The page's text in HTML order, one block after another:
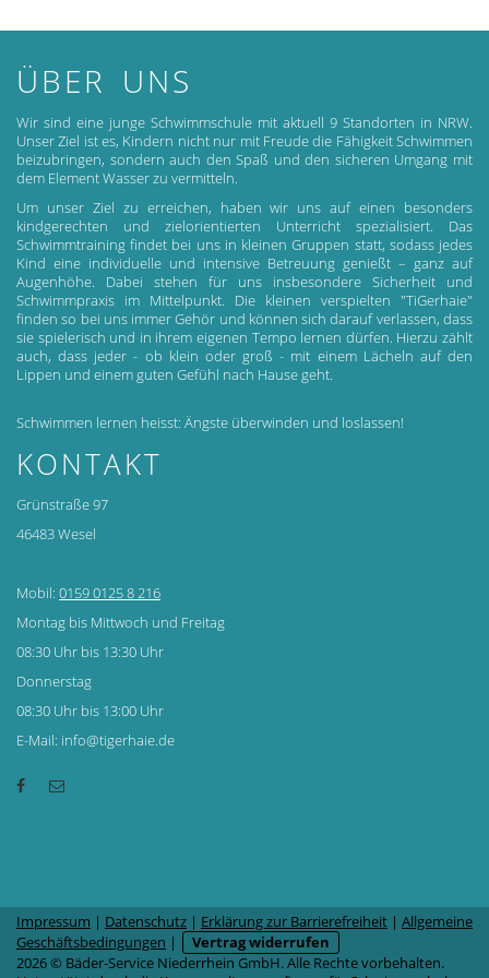
ÜBER UNS
Wir sind eine junge Schwimmschule mit aktuell 9 Standorten in NRW.
Unser Ziel ist es, Kindern nicht nur mit Freude die Fähigkeit Schwimmen
beizubringen, sondern auch den Spaß und den sicheren Umgang mit
dem Element Wasser zu vermitteln.
Um unser Ziel zu erreichen, haben wir uns auf einen besonders
kindgerechten und zielorientierten Unterricht spezialisiert. Das
Schwimmtraining findet bei uns in kleinen Gruppen statt, sodass jedes
Kind eine individuelle und intensive Betreuung genießt – ganz auf
Augenhöhe. Dabei stehen für uns insbesondere Sicherheit und
Schwimmpraxis im Mittelpunkt. Die kleinen verspielten "TiGerhaie"
finden so bei uns immer Gehör und können sich darauf verlassen, dass
sie spielerisch und in ihrem eigenen Tempo lernen dürfen. Hierzu zählt
auch, dass jeder - ob klein oder groß - mit einem Lächeln auf den
Lippen und einem guten Gefühl nach Hause geht.
Schwimmen lernen heisst: Ängste überwinden und loslassen!
KONTAKT
Grünstraße 97
46483 Wesel
Mobil: 0159 0125 8 216
Montag bis Mittwoch und Freitag
08:30 Uhr bis 13:30 Uhr
Donnerstag
08:30 Uhr bis 13:00 Uhr
E-Mail: info@tigerhaie.de
Impressum | Datenschutz | Erklärung zur Barrierefreiheit | Allgemeine
Geschäftsbedingungen |
Vertrag widerrufen
2026 © Bäder-Service Niederrhein GmbH. Alle Rechte vorbehalten.